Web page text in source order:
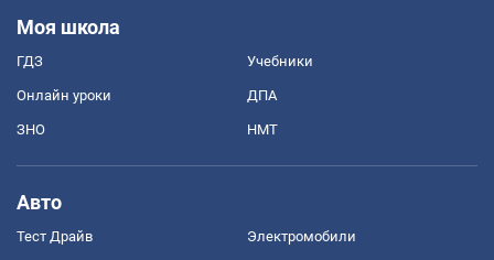
Моя школа
ГДЗ Учебники
Онлайн уроки ДПА
ЗНО НМТ
Авто
Тест Драйв Электромобили